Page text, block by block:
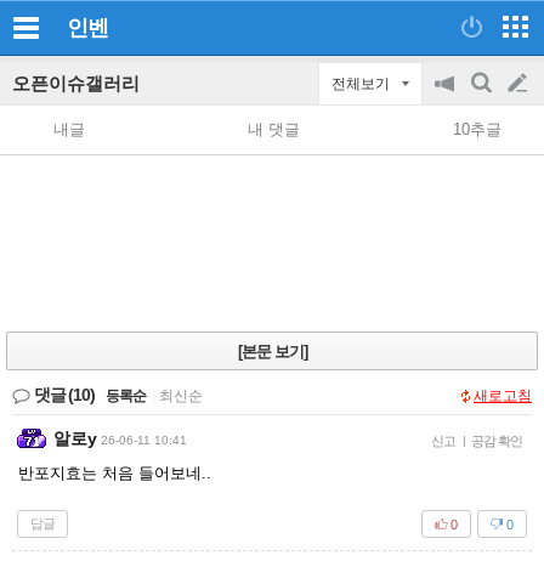
인벤
오픈이슈갤러리 전체보기
공
지
on/off
검
색
글
쓰
내글 내 댓글 10추글
[본문 보기]
댓글(10) 등록순 최신순 새로고침
알로y 26-06-11 10:41 신고 | 공감 확인
반포지효는 처음 들어보네..
답글 0
0